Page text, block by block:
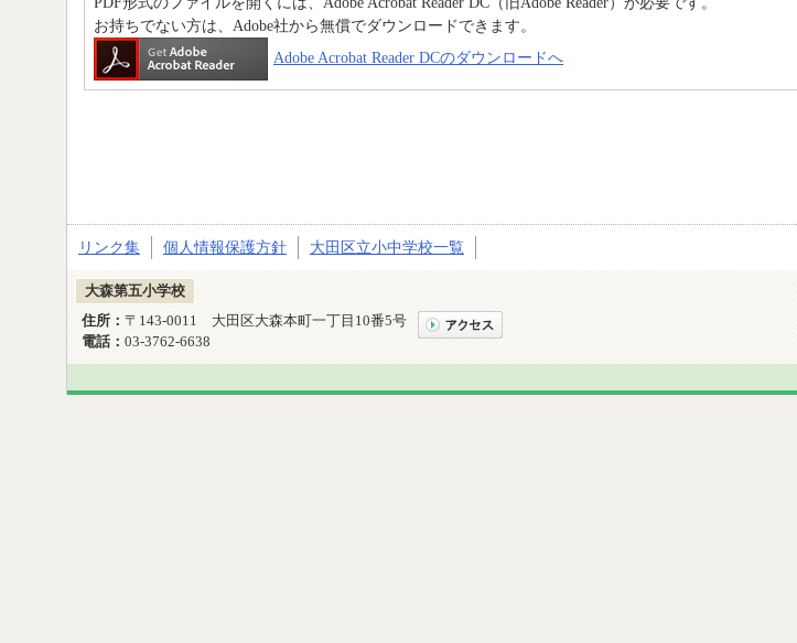
お持ちでない方は、Adobe社から無償でダウンロードできます。
Adobe Acrobat Reader DCのダウンロードへ
リンク集 個人情報保護方針 大田区立小中学校一覧
大森第五小学校
住所： 〒143-0011 大田区大森本町一丁目10番5号
電話： 03-3762-6638